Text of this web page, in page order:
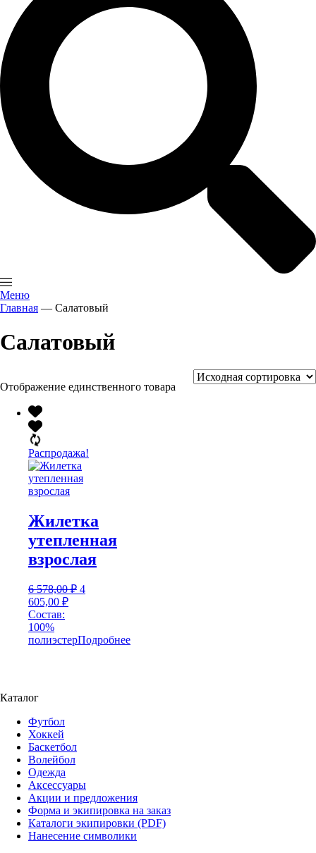
Меню
Главная — Салатовый
Салатовый
Отображение единственного товара
Распродажа!
Жилетка
утепленная
взрослая
6 578,00₽ Первоначальная
578,00 ₽.
4
605,00 ₽Текущая
605,00 ₽.
Состав:
100%
полиэстерПодробнее
Каталог
Футбол
Хоккей
Баскетбол
Волейбол
Одежда
Аксессуары
Акции и предложения
Форма и экипировка на заказ
Каталоги экипировки (PDF)
Нанесение символики